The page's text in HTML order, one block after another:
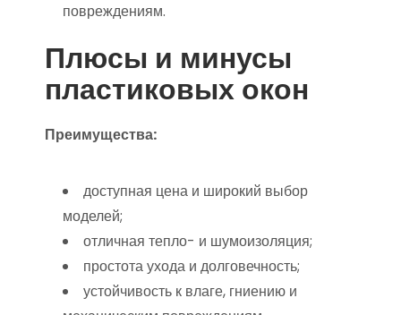
повреждениям.
Плюсы и минусы
пластиковых окон
Преимущества:
доступная цена и широкий выбор
моделей;
отличная тепло- и шумоизоляция;
простота ухода и долговечность;
устойчивость к влаге, гниению и